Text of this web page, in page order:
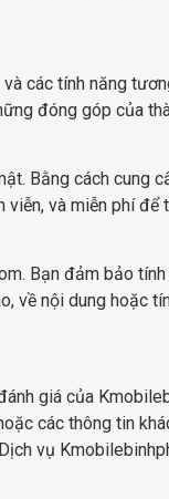
các tính năng
đóng góp của
Bằng cách cung
và miễn phí để
Bạn đảm bảo
về nội dung hoặc
giá của
các thông tin
vụ